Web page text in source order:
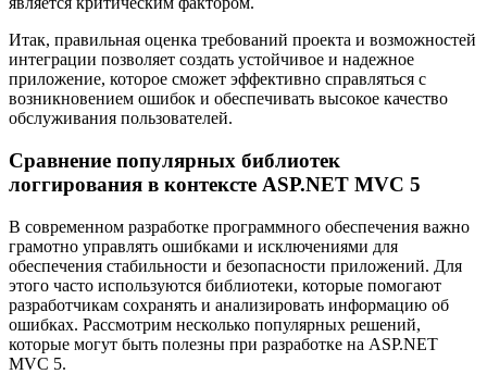
Итак, правильная оценка требований проекта и возможностей
интеграции позволяет создать устойчивое и надежное
приложение, которое сможет эффективно справляться с
возникновением ошибок и обеспечивать высокое качество
обслуживания пользователей.
Сравнение популярных библиотек
логгирования в контексте ASP.NET MVC 5
В современном разработке программного обеспечения важно
грамотно управлять ошибками и исключениями для
обеспечения стабильности и безопасности приложений. Для
этого часто используются библиотеки, которые помогают
разработчикам сохранять и анализировать информацию об
ошибках. Рассмотрим несколько популярных решений,
которые могут быть полезны при разработке на ASP.NET
MVC 5.